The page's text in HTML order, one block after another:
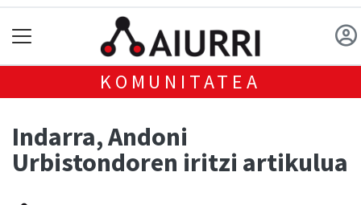
KOMUNITATEA
Indarra, Andoni
Urbistondoren iritzi artikulua